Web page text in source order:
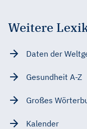
Weitere
Daten der
Gesundheit A-Z
Großes
Kalender